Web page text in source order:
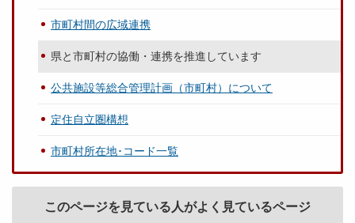
市町村間の広域連携
県と市町村の協働・連携を推進しています
公共施設等総合管理計画（市町村）について
定住自立圏構想
市町村所在地･コード一覧
このページを見ている人がよく見ているページ